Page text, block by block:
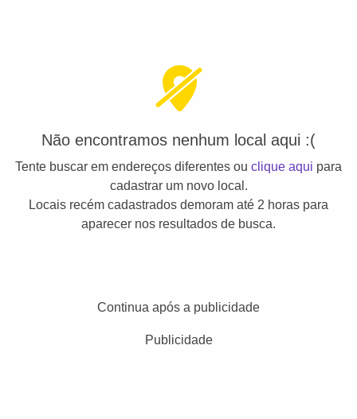
Não encontramos nenhum local aqui :(
Tente buscar em endereços diferentes ou clique aqui para
cadastrar um novo local.
Locais recém cadastrados demoram até 2 horas para
aparecer nos resultados de busca.
Continua após a publicidade
Publicidade